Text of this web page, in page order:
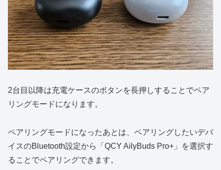
2台目以降は充電ケースのボタンを長押しすることでペア
リングモードになります。
ペアリングモードになったあとは、ペアリングしたいデバ
イスのBluetooth設定から「QCY AilyBuds Pro+」を選択す
ることでペアリングできます。